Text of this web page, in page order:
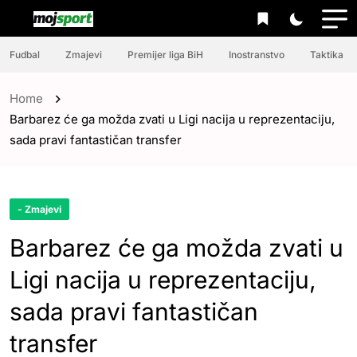
Fudbal Zmajevi Premijer liga BiH Inostranstvo Taktika
Home
Barbarez će ga možda zvati u Ligi nacija u reprezentaciju,
sada pravi fantastičan transfer
- Zmajevi
Barbarez će ga možda zvati u
Ligi nacija u reprezentaciju,
sada pravi fantastičan
transfer